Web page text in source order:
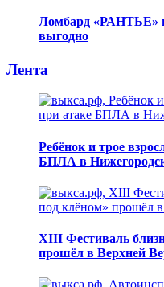
Ломбард «РАНТЬЕ»
выгодно
Лента
Ребёнок и трое
БПЛА в
XIII Фестиваль
прошёл в Верхней